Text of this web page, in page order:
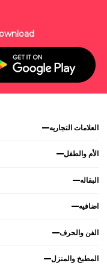
العلامات التجاريه
الأم والطفل
البقاله
اضافيه
الفن والحرف
المطبخ والمنزل